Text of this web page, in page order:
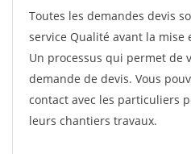
Toutes les demandes devis
service Qualité avant la mise
Un processus qui permet de
demande de devis. Vous
contact avec les particuliers
leurs chantiers travaux.